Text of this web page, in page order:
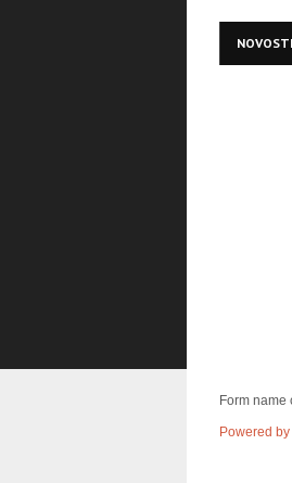
NOVOSTI
Form name
Powered